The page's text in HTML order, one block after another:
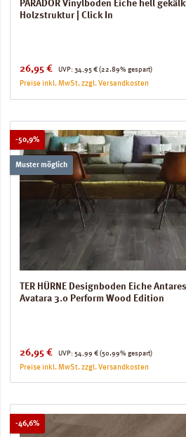
PARADOR Vinylboden Eiche hell
Holzstruktur | Click In
Verkaufspreis:
26,95 € UVP:
Regulärer Preis:
34,95 € (22.89% gespart)
Preise inkl. MwSt. zzgl. Versandkosten
-50,9%Rabatt
Muster möglich
TER HÜRNE Designboden Eiche
Avatara 3.0 Perform Wood Edition
Verkaufspreis:
26,95 € UVP:
Regulärer Preis:
54,99 € (50.99% gespart)
Preise inkl. MwSt. zzgl. Versandkosten
-46,6%Rabatt